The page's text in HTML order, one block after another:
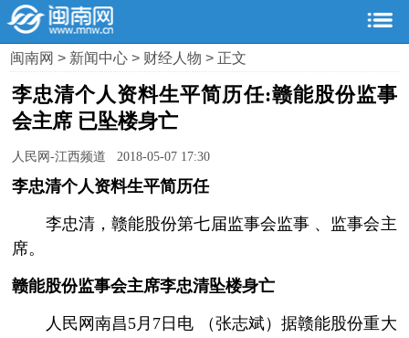
闽南网> 新闻中心> 财经人物> 正文
李忠清个人资料生平简历任:赣能股份监事
会主席 已坠楼身亡
人民网-江西频道 2018-05-07 17:30
李忠清个人资料生平简历任
李忠清，赣能股份第七届监事会监事 、监事会主
席。
赣能股份监事会主席李忠清坠楼身亡
人民网南昌5月7日电 （张志斌）据赣能股份重大